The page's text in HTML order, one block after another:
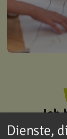
Ich
Dienste,